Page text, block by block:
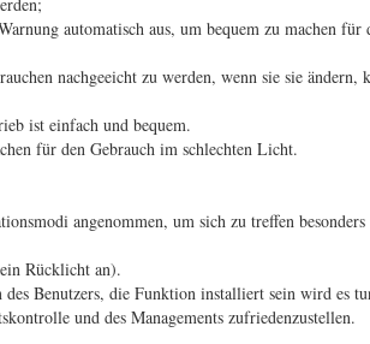
automatisch aus, um bequem zu machen
nachgeeicht zu werden, wenn sie sie ändern,
ist einfach und bequem.
für den Gebrauch im schlechten Licht.
angenommen, um sich zu treffen
Rücklicht an).
Benutzers, die Funktion installiert sein wird es
und des Managements zufriedenzustellen.